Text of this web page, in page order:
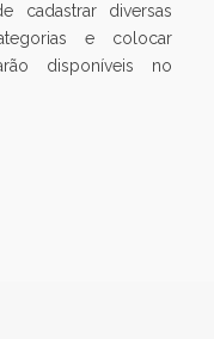
cadastrar diversas
e colocar
disponíveis no